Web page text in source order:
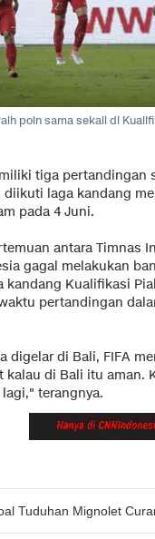
poin sama sekali di
tiga pertandingan
diikuti laga kandang
pada 4 Juni.
antara Timnas
gagal melakukan
kandang Kualifikasi
pertandingan
digelar di Bali, FIFA
kalau di Bali itu aman.
terangnya.
Tuduhan Mignolet